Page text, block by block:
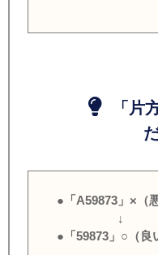
「片方
だ
●「A59873」×（
↓
●「59873」○（良